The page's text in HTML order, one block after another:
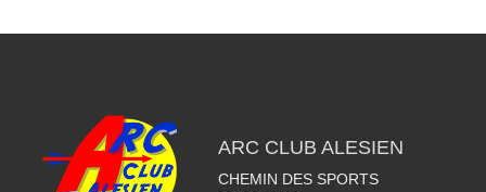
ARC CLUB ALESIEN
CHEMIN DES SPORTS